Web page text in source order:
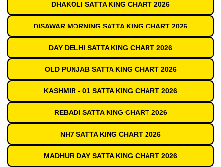
DHAKOLI SATTA KING CHART 2026
DISAWAR MORNING SATTA KING CHART 2026
DAY DELHI SATTA KING CHART 2026
OLD PUNJAB SATTA KING CHART 2026
KASHMIR - 01 SATTA KING CHART 2026
REBADI SATTA KING CHART 2026
NH7 SATTA KING CHART 2026
MADHUR DAY SATTA KING CHART 2026